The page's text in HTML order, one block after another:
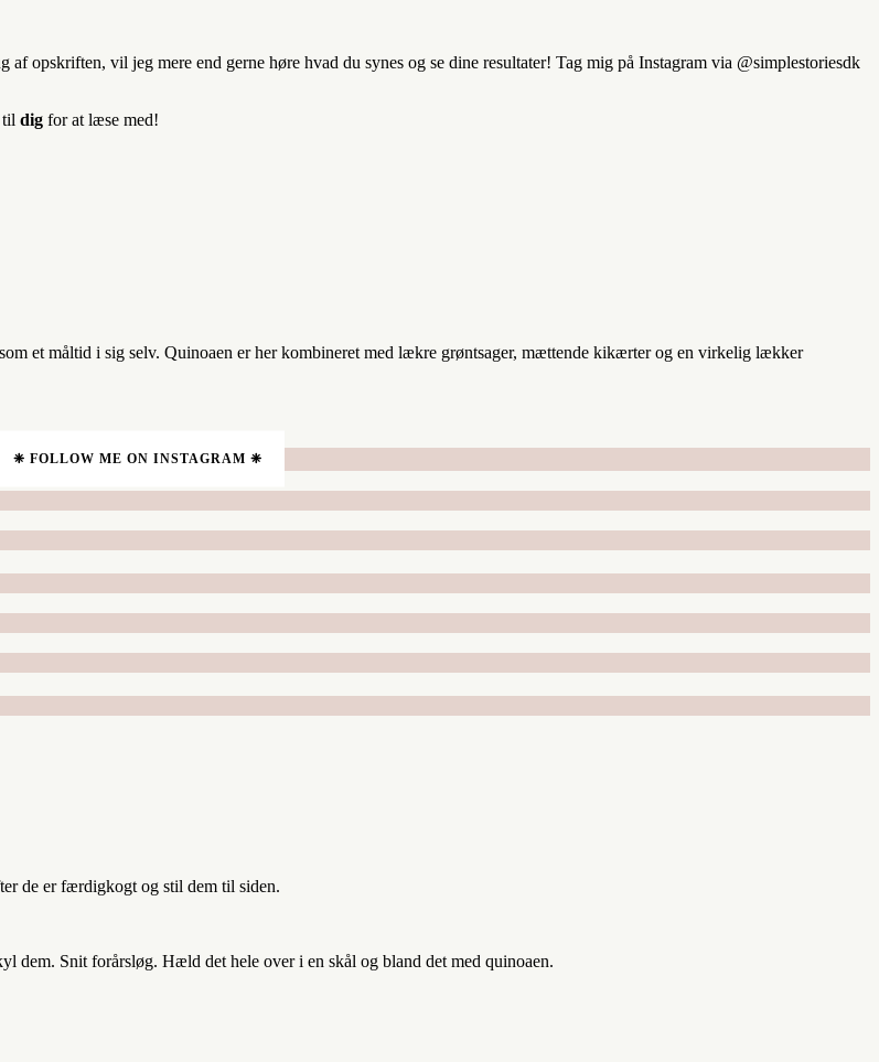
af opskriften, vil jeg mere end gerne høre hvad du synes og se dine resultater! Tag mig på Instagram via @simplestoriesdk
til dig for at læse med!
et måltid i sig selv. Quinoaen er her kombineret med lækre grøntsager, mættende kikærter og en virkelig lækker
de er færdigkogt og stil dem til siden.
Snit forårsløg. Hæld det hele over i en skål og bland det med quinoaen.
❈ FOLLOW ME ON INSTAGRAM ❈